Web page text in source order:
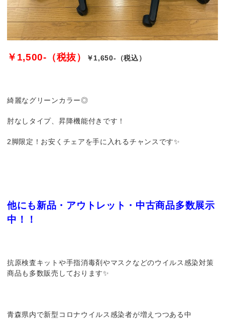
￥1,500-（税抜） ￥1,650-（税込）
綺麗なグリーンカラー◎
肘なしタイプ、昇降機能付きです！
2脚限定！お安くチェアを手に入れるチャンスです✨
他にも新品・アウトレット・中古商品多数展示
中！！
抗原検査キットや手指消毒剤やマスクなどのウイルス感染対策
商品も多数販売しております✨
青森県内で新型コロナウイルス感染者が増えつつある中